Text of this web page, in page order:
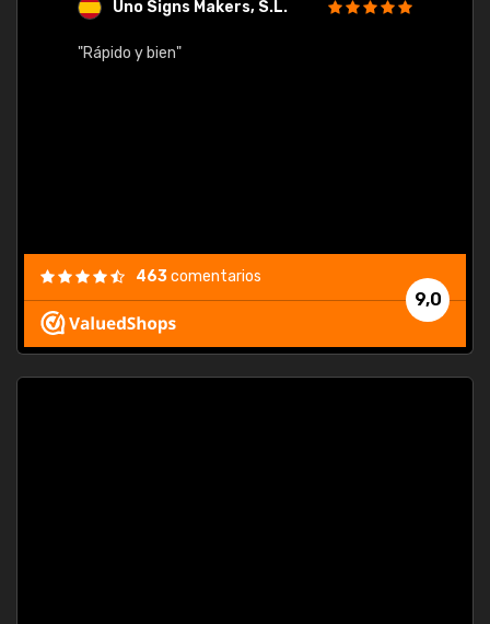
Uno Signs Makers, S.L.
"Rápido y bien"
9,0
463comentarios